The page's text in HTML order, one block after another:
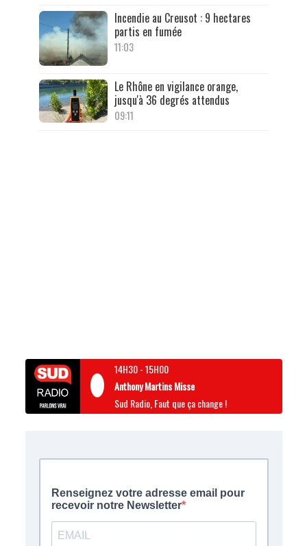
Incendie au Creusot : 9 hectares
partis en fumée
11:03
Le Rhône en vigilance orange,
jusqu'à 36 degrés attendus
09:11
14H30-15H00
Anthony Martins Misse
Sud Radio, Faut que ça change !